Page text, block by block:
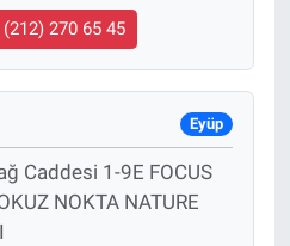
(212) 270 65 45
Eyüp
Caddesi 1-9E FOCUS
NOKTA NATURE